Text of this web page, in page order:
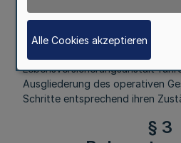
Mehr
Lebensversicherungsanstalt
Ausgliederung des operativen
Schritte entsprechend ihren
§ 3
Alle Cookies akzeptieren